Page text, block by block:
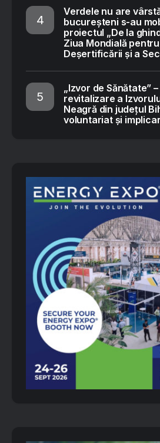
Verdele nu are
bucureșteni s-au
proiectul „De la
Ziua Mondială
Deșertificării și a
„Izvor de Sănătate”
revitalizare a
Neagră din județul
voluntariat și